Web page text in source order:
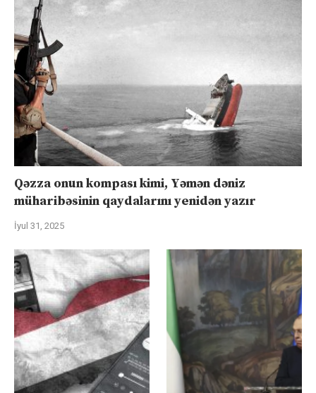
Qəzza onun kompası kimi, Yəmən dəniz
müharibəsinin qaydalarını yenidən yazır
İyul 31, 2025